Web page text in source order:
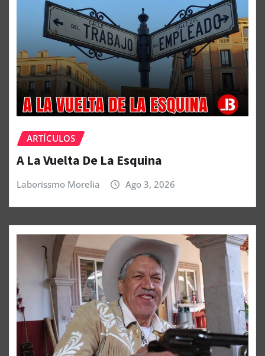
ARTÍCULOS
A La Vuelta De La Esquina
Laborissmo Morelia Ago 3, 2026